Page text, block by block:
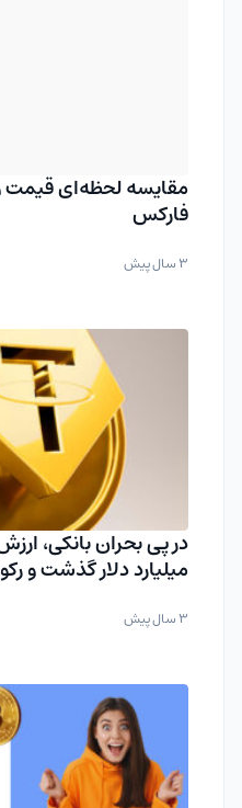
مقایسه لحظه‌ای قیمت
فارکس
3 سال پیش
در پی بحران بانکی،
میلیارد دلار گذشت و
3 سال پیش